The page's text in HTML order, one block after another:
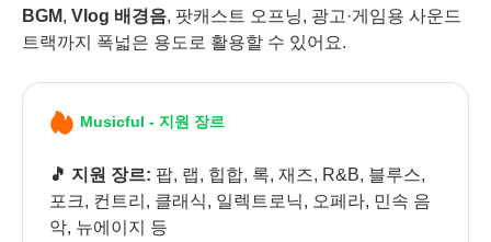
BGM, Vlog 배경음, 팟캐스트 오프닝, 광고·게임용 사운드
트랙까지 폭넓은 용도로 활용할 수 있어요.
Musicful - 지원 장르
🎵 지원 장르: 팝, 랩, 힙합, 록, 재즈, R&B, 블루스,
포크, 컨트리, 클래식, 일렉트로닉, 오페라, 민속 음
악, 뉴에이지 등